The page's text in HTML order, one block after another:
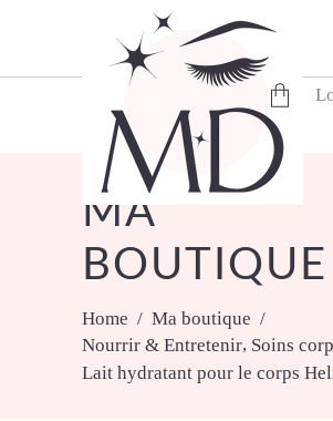
No products in the cart.
MA
BOUTIQUE
Home / Ma boutique /
Nourrir & Entretenir, Soins
Lait hydratant pour le corps